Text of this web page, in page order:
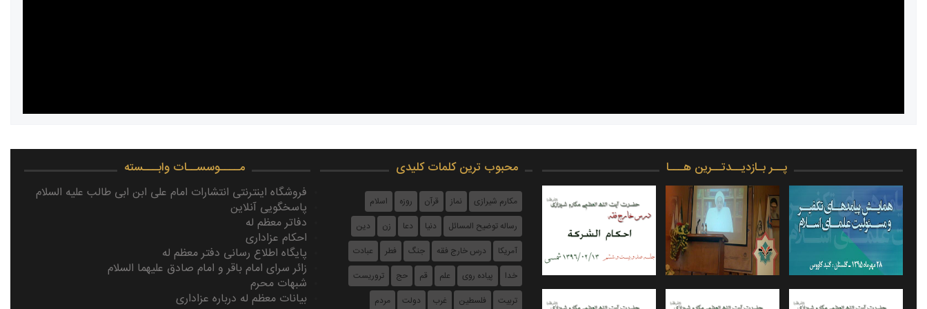
پــر بـازدیــدتــرین هـــا محبوب ترین کلمات کلیدی
مکارم شیرازی نماز قرآن روزه
اسلام
رساله توضیح المسائل
دنیا دعا زن
دین
آمریکا
درس خارج فقه جنگ فطر
عبادت
خدا
پیاده روی علم قم حج
تروریست
تربیت
فلسطین غرب دولت مردم
مــــوسســات وابـــسته
فروشگاه اینترنتی انتشارات امام علی ابن ابی طالب علیه السلام
پاسخگویی آنلاین
دفاتر معظم له
احکام عزاداری
پایگاه اطلاع رسانی دفتر معظم له
زائر سرای امام باقر و امام صادق علیهما السلام
شبهات محرم
بیانات معظم له درباره عزاداری